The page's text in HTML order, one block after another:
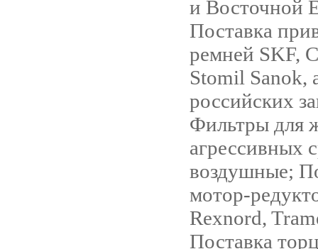
и Восточной
Поставка
ремней SKF,
Stomil Sanok,
российских
Фильтры для
агрессивных
воздушные;
мотор-
Rexnord,
Поставка